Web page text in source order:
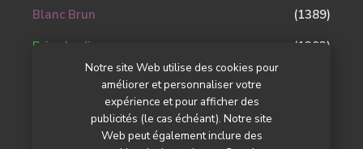
Notre site Web utilise des cookies pour
améliorer et personnaliser votre
expérience et pour afficher des
publicités (le cas échéant). Notre site
Web peut également inclure des
Blanc Brun
(1389)
Brico Jardin
(1303)